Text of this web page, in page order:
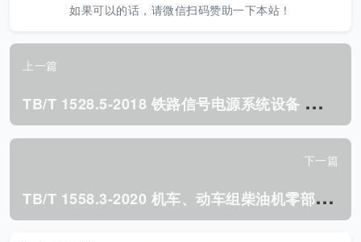
如果可以的话，请微信扫码赞助一下本站！
上一篇
T
B/T 1528.5-2018 铁路信号电源系统设备 第5部分:输入配电箱.pdf
下一篇
T
B/T 1558.3-2020 机车、动车组柴油机零部件 第7部分:气缸盖.pdf